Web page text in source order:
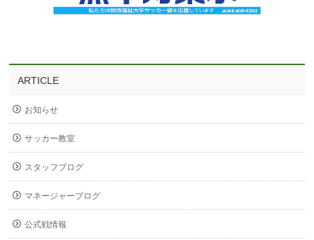
ARTICLE
お知らせ
サッカー教室
スタッフブログ
マネージャーブログ
公式戦情報